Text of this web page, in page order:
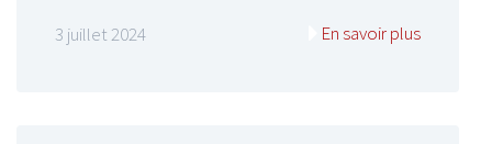
3 juillet 2024 En savoir plus